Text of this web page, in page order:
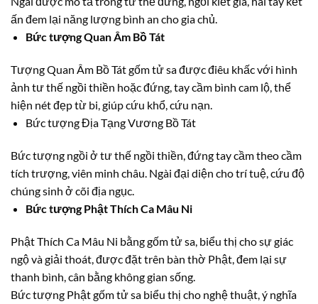
ấn đem lại năng lượng bình an cho gia chủ.
Bức tượng Quan Âm Bồ Tát
Tượng Quan Âm Bồ Tát gốm tử sa được điêu khấc với hình
ảnh tư thế ngồi thiền hoặc đứng, tay cầm bình cam lộ, thể
hiện nét đẹp từ bi, giúp cứu khổ, cứu nạn.
Bức tượng Địa Tạng Vương Bồ Tát
Bức tượng ngồi ở tư thế ngồi thiền, đứng tay cầm theo cầm
tích trượng, viên minh châu. Ngài đại diện cho trí tuệ, cứu độ
chúng sinh ở cõi địa ngục.
Bức tượng Phật Thích Ca Mâu Ni
Phật Thích Ca Mâu Ni bằng gốm tử sa, biểu thị cho sự giác
ngộ và giải thoát, được đặt trên bàn thờ Phật, đem lại sự
thanh bình, cân bằng không gian sống.
Bức tượng Phật gốm tử sa biểu thị cho nghệ thuật, ý nghĩa